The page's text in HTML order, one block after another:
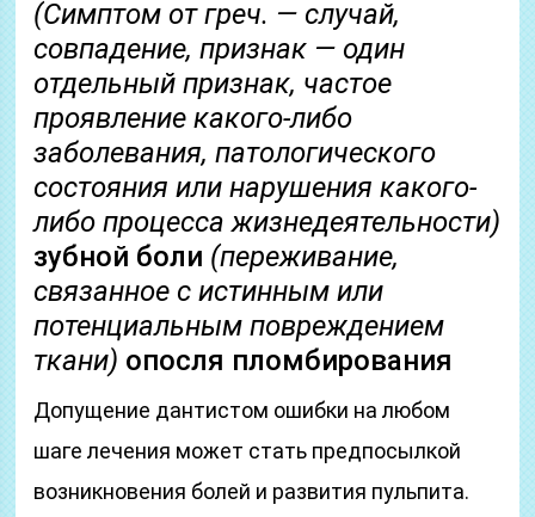
(Симптом от греч. — случай,
совпадение, признак — один
отдельный признак, частое
проявление какого-либо
заболевания, патологического
состояния или нарушения какого-
либо процесса жизнедеятельности)
зубной боли (переживание,
связанное с истинным или
потенциальным повреждением
ткани) опосля пломбирования
Допущение дантистом ошибки на любом
шаге лечения может стать предпосылкой
возникновения болей и развития пульпита.